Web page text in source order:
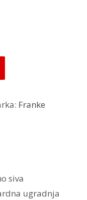
Franke
siva
ugradnja